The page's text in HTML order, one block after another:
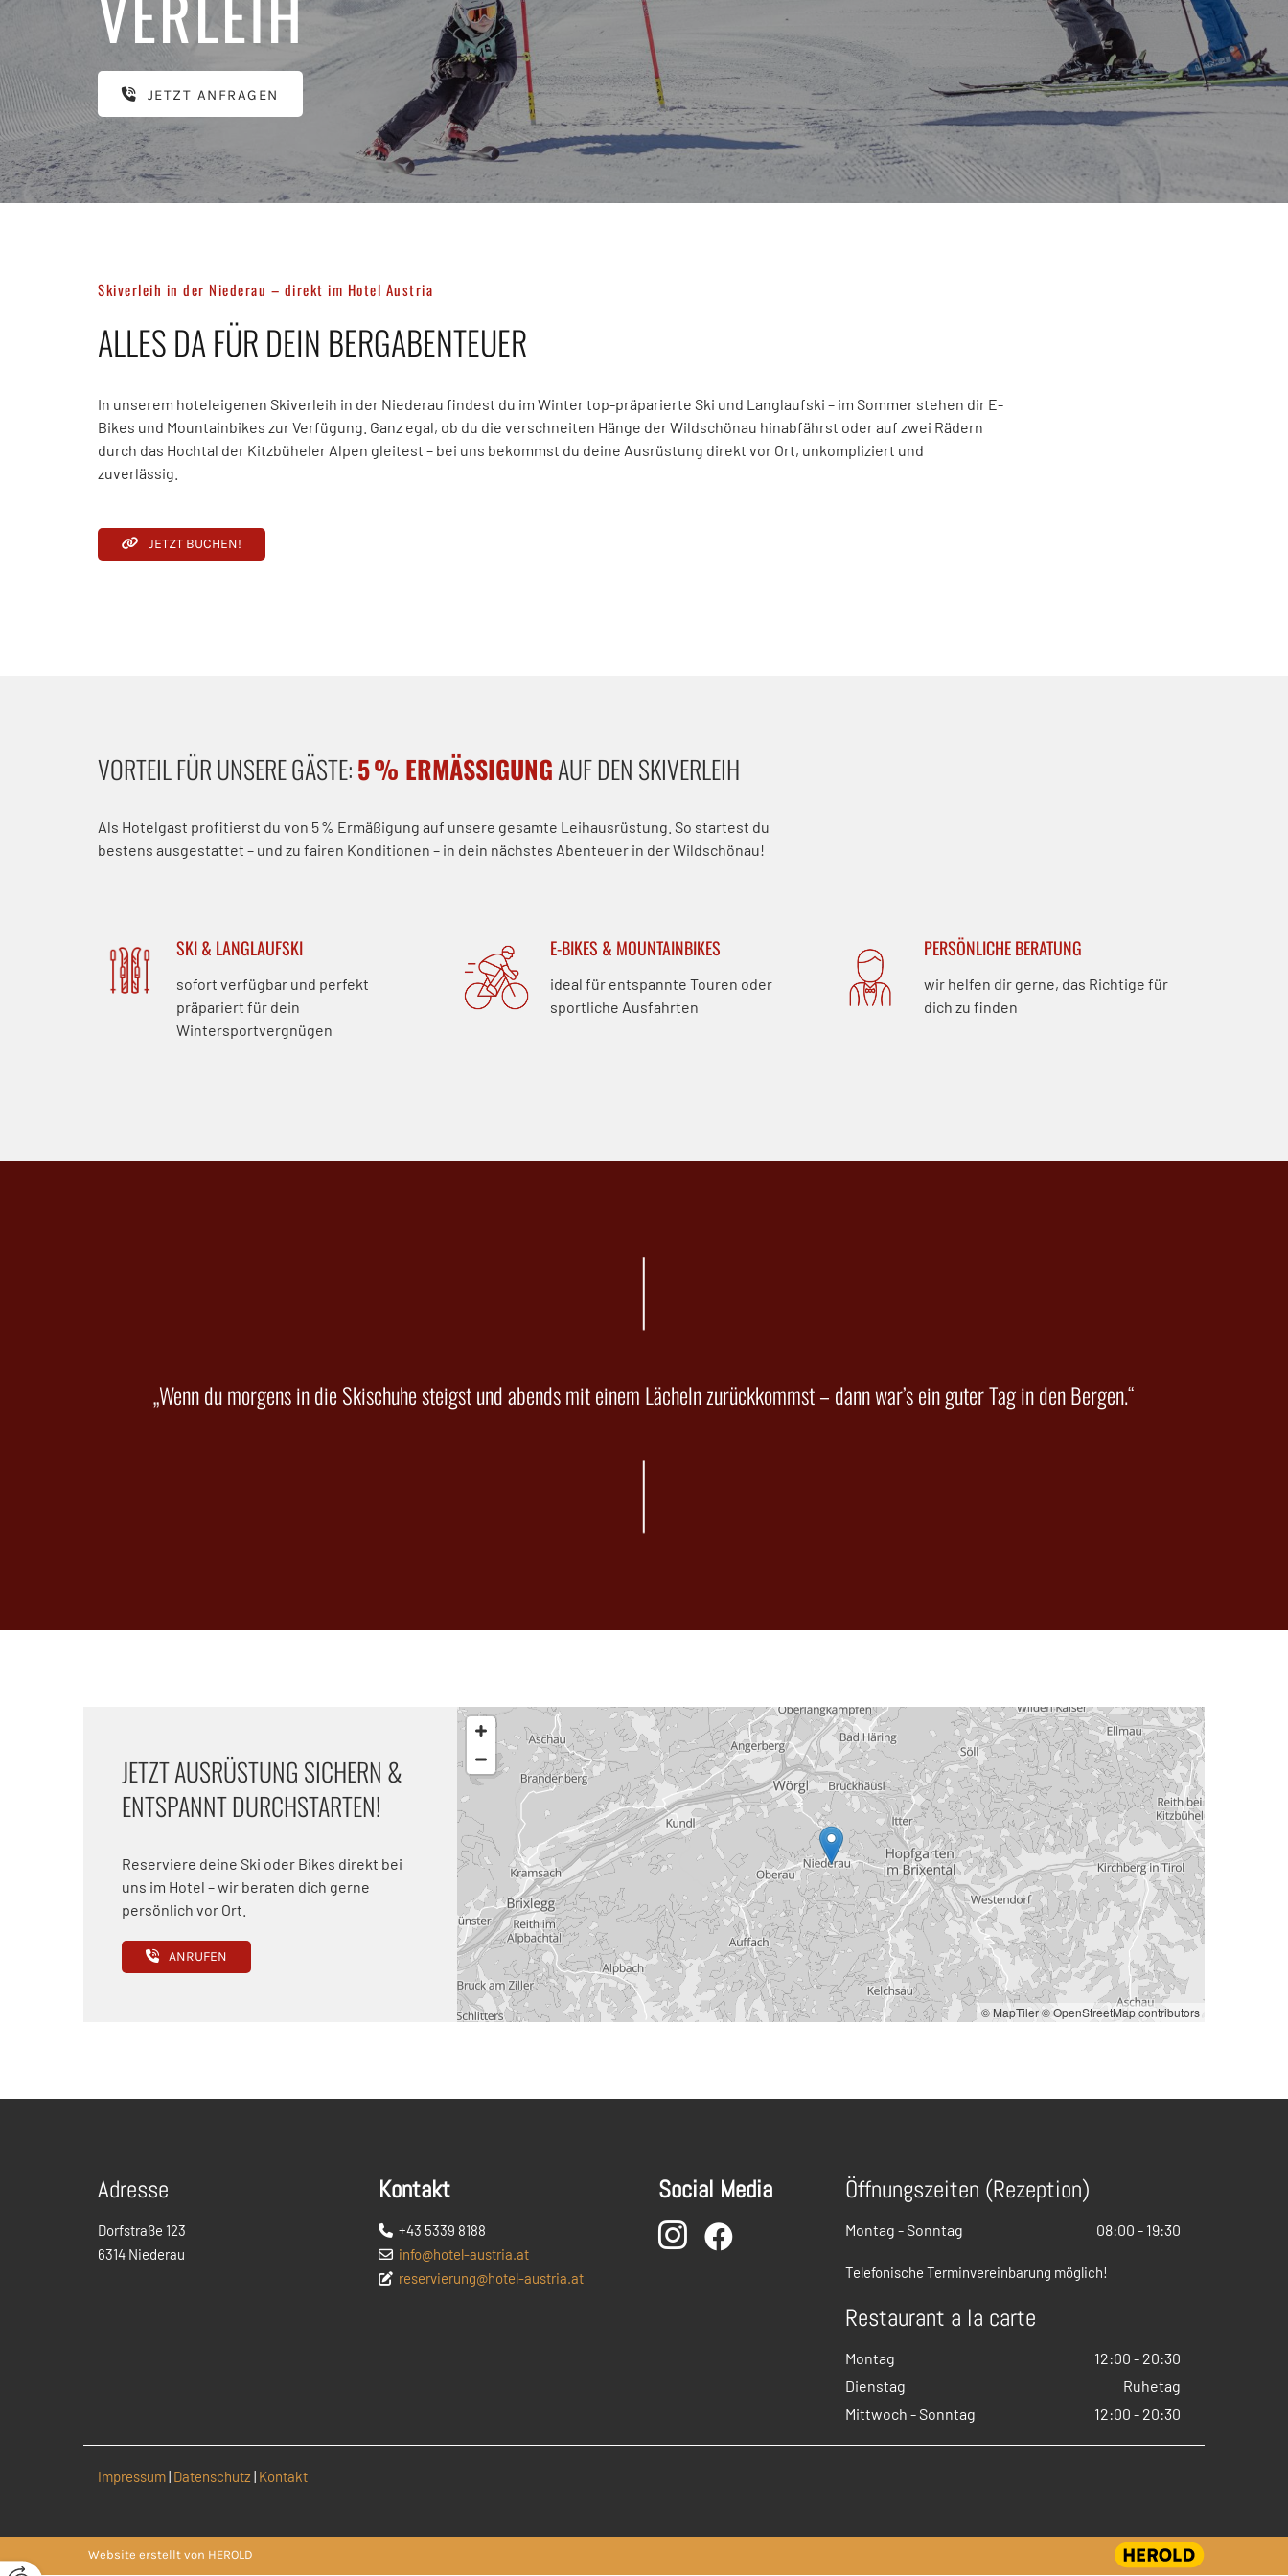
JETZT ANFRAGEN
Skiverleih in der Niederau – direkt im Hotel Austria
ALLES DA FÜR DEIN BERGABENTEUER
In unserem hoteleigenen Skiverleih in der Niederau findest du im Winter top-präparierte Ski und Langlaufski – im Sommer stehen dir E-
Bikes und Mountainbikes zur Verfügung. Ganz egal, ob du die verschneiten Hänge der Wildschönau hinabfährst oder auf zwei Rädern
durch das Hochtal der Kitzbüheler Alpen gleitest – bei uns bekommst du deine Ausrüstung direkt vor Ort, unkompliziert und
zuverlässig.
JETZT BUCHEN!
VORTEIL FÜR UNSERE GÄSTE:5 % ERMÄSSIGUNG AUF DEN SKIVERLEIH
Als Hotelgast profitierst du von 5 % Ermäßigung auf unsere gesamte Leihausrüstung. So startest du
bestens ausgestattet – und zu fairen Konditionen – in dein nächstes Abenteuer in der Wildschönau!
SKI & LANGLAUFSKI
sofort verfügbar und perfekt
präpariert für dein
Wintersportvergnügen
E-BIKES & MOUNTAINBIKES
ideal für entspannte Touren oder
sportliche Ausfahrten
PERSÖNLICHE BERATUNG
wir helfen dir gerne, das Richtige für
dich zu finden
„Wenn du morgens in die Skischuhe steigst und abends mit einem Lächeln zurückkommst – dann war’s ein guter Tag in den Bergen.“
JETZT AUSRÜSTUNG SICHERN &
ENTSPANNT DURCHSTARTEN!
Reserviere deine Ski oder Bikes direkt bei
uns im Hotel – wir beraten dich gerne
persönlich vor Ort.
ANRUFEN
© MapTiler© OpenStreetMap contributors
Adresse
Dorfstraße 123
6314 Niederau
Kontakt
 +43 5339 8188
 info@hotel-austria.at
 reservierung@hotel-austria.at
Social Media
 
Öffnungszeiten (Rezeption)
Montag - Sonntag 08:00 - 19:30
Telefonische Terminvereinbarung möglich!
Restaurant a la carte
Montag
12:00 - 20:30
Dienstag
Ruhetag
Mittwoch - Sonntag
12:00 - 20:30
Impressum| Datenschutz | Kontakt
Website erstellt von HEROLD